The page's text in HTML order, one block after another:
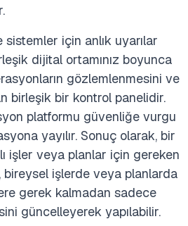
sistemler için anlık uyarılar
dijital ortamınız boyunca
gözlemlenmesini ve
birleşik bir kontrol panelidir.
platformu güvenliğe vurgu
yayılır. Sonuç olarak, bir
işler veya planlar için gereken
işlerde veya planlarda
gerek kalmadan sadece
güncelleyerek yapılabilir.